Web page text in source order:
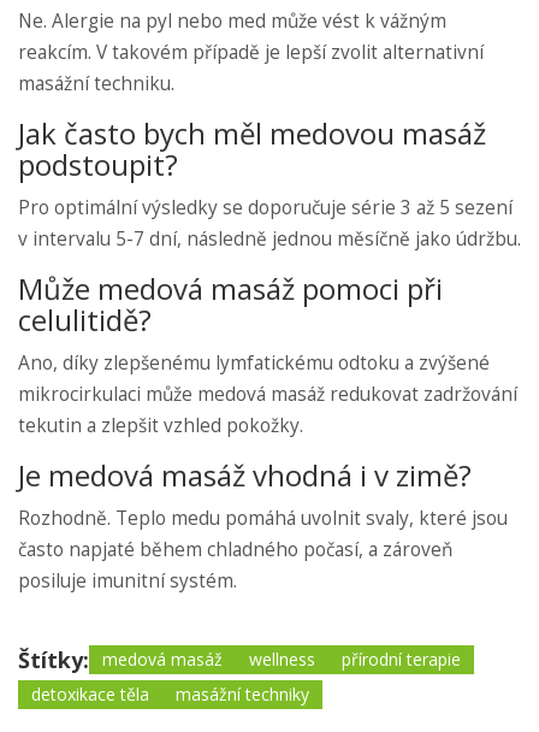
Ne. Alergie na pyl nebo med může vést k vážným
reakcím. V takovém případě je lepší zvolit alternativní
masážní techniku.
Jak často bych měl medovou masáž
podstoupit?
Pro optimální výsledky se doporučuje série 3 až 5 sezení
v intervalu 5-7 dní, následně jednou měsíčně jako údržbu.
Může medová masáž pomoci při
celulitidě?
Ano, díky zlepšenému lymfatickému odtoku a zvýšené
mikrocirkulaci může medová masáž redukovat zadržování
tekutin a zlepšit vzhled pokožky.
Je medová masáž vhodná i v zimě?
Rozhodně. Teplo medu pomáhá uvolnit svaly, které jsou
často napjaté během chladného počasí, a zároveň
posiluje imunitní systém.
Štítky: medová masáž wellness
přírodní terapie
detoxikace těla
masážní techniky